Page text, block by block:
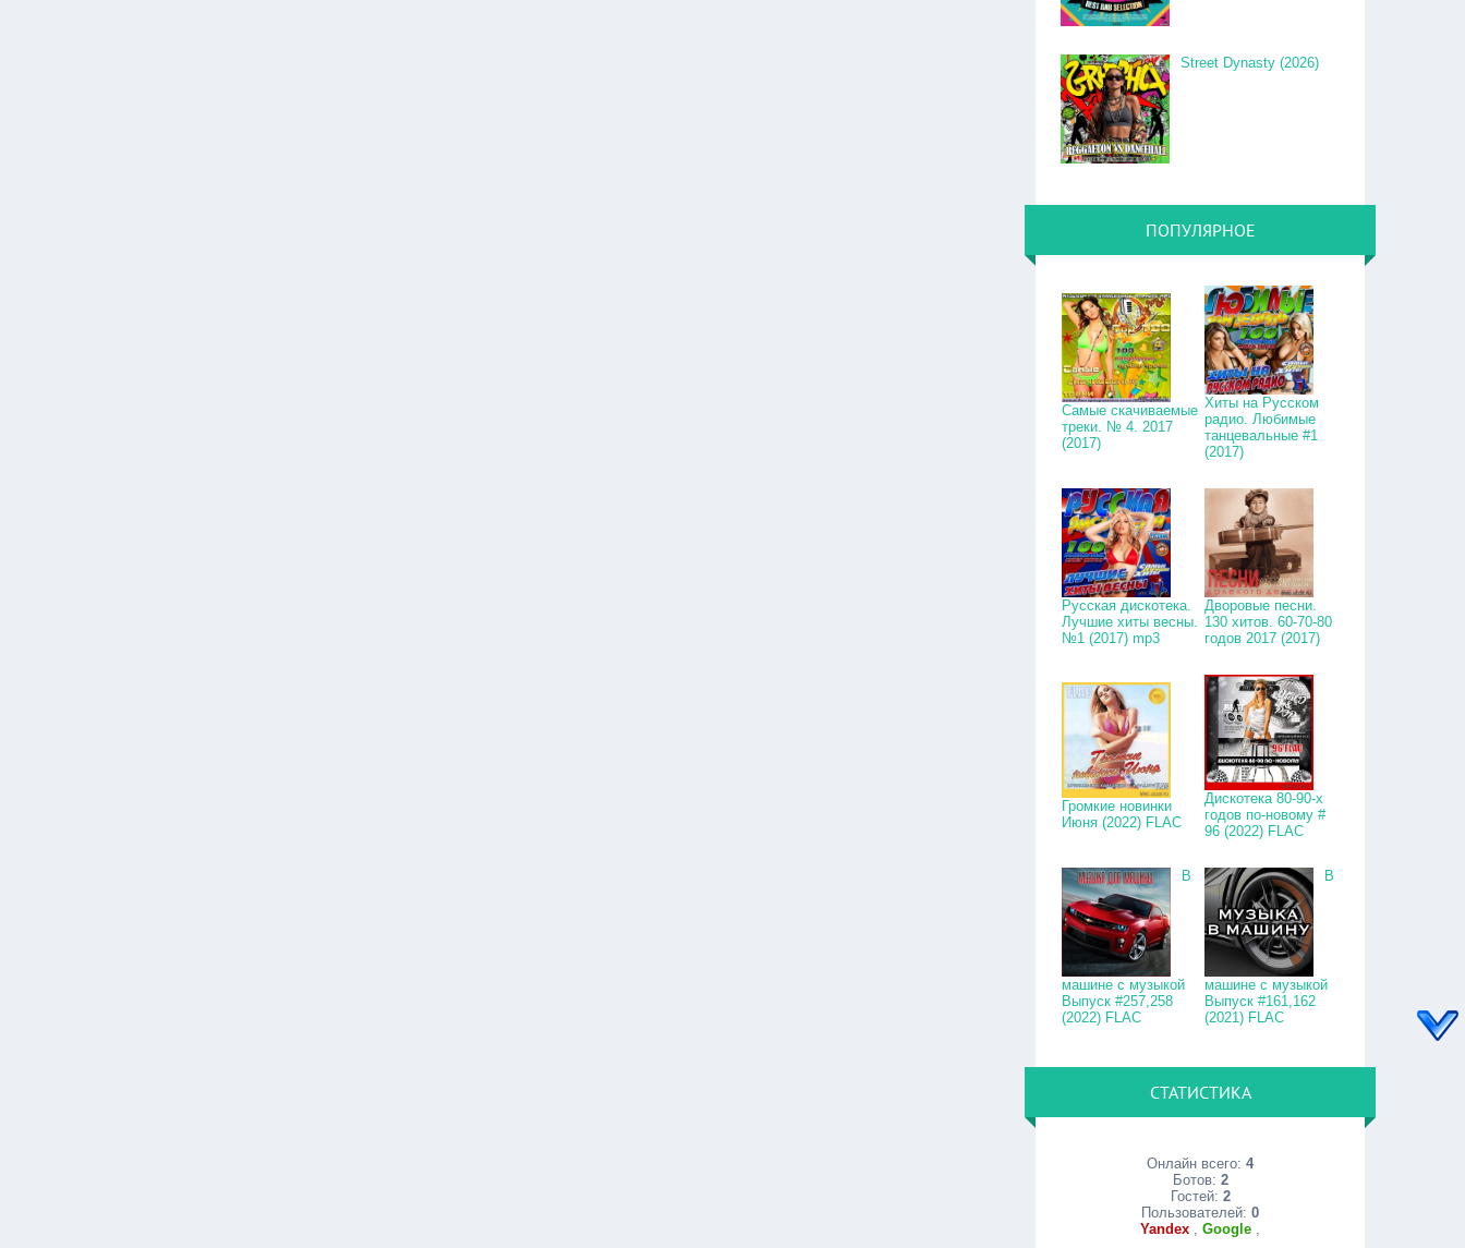
Street Dynasty (2026)
ПОПУЛЯРНОЕ
Самые скачиваемые
треки. № 4. 2017
(2017)
Хиты на Русском
радио. Любимые
танцевальные #1
(2017)
Русская дискотека.
Лучшие хиты весны.
№1 (2017) mp3
Дворовые песни.
130 хитов. 60-70-80
годов 2017 (2017)
Громкие новинки
Июня (2022) FLAC
Дискотека 80-90-х
годов по-новому #
96 (2022) FLAC
В
машине с музыкой
Выпуск #257,258
(2022) FLAC
В
машине с музыкой
Выпуск #161,162
(2021) FLAC
СТАТИСТИКА
Онлайн всего:4
Ботов: 2
Гостей: 2
Пользователей:0
Yandex ,Google ,